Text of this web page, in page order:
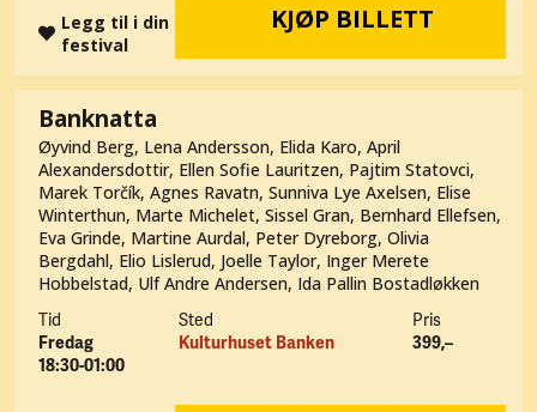
KJØP BILLETT
Legg til i din
festival
Banknatta
Øyvind Berg, Lena Andersson, Elida Karo, April
Alexandersdottir, Ellen Sofie Lauritzen, Pajtim Statovci,
Marek Torčík, Agnes Ravatn, Sunniva Lye Axelsen, Elise
Winterthun, Marte Michelet, Sissel Gran, Bernhard Ellefsen,
Eva Grinde, Martine Aurdal, Peter Dyreborg, Olivia
Bergdahl, Elio Lislerud, Joelle Taylor, Inger Merete
Hobbelstad, Ulf Andre Andersen, Ida Pallin Bostadløkken
Tid
Fredag
18:30-01:00
Sted
Kulturhuset Banken
Pris
399,–